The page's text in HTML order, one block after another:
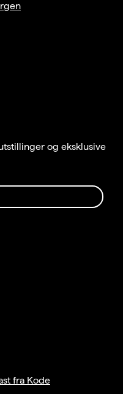
og eksklusive
fra Kode